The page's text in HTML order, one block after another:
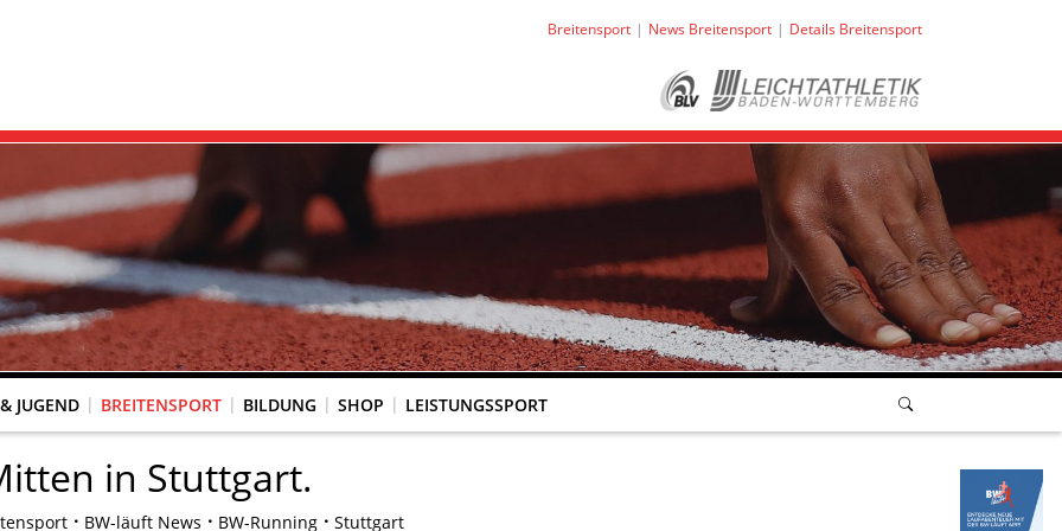
Breitensport News Breitensport Details Breitensport
JUGEND BREITENSPORT BILDUNG SHOP LEISTUNGSSPORT
in Stuttgart.
BW-läuft News BW-Running Stuttgart